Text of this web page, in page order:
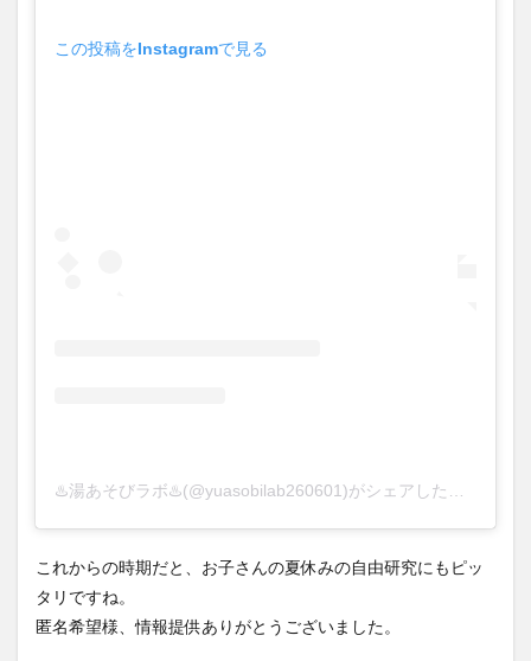
これからの時期だと、お子さんの夏休みの自由研究にもピッ
タリですね。
匿名希望様、情報提供ありがとうございました。
大分県内の開店・閉店情報をまとめてチェックしたい方はこ